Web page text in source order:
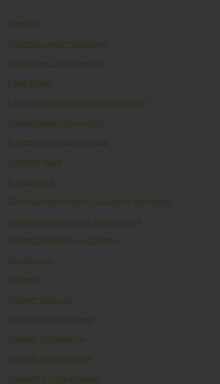
Капитал
Капитал инвестициялар
Кафиллик шартномаси
Квитанция
Кенг маънодаги пул массаси (М2)
Кобейджинговая карта
Конверсия амалиётлари
Конвертация
Консалтинг
Корпоратив молия (ташкилот молияси)
Корпоратив пластик карточкаси
Корреспондент ҳисобварақ
Котировка
Кредит
Кредит картаси
Кредит қарздорлиги
Кредит таъминоти
Кредит шартномаси
Кредитга лаёқатлилик